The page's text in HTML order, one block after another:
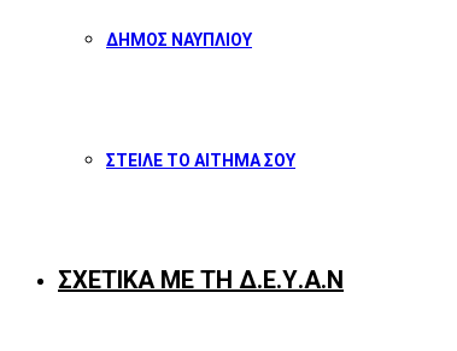
ΔΗΜΟΣ ΝΑΥΠΛΙΟΥ
ΣΤΕΙΛΕ ΤΟ ΑΙΤΗΜΑ ΣΟΥ
ΣΧΕΤΙΚΑ ΜΕ ΤΗ Δ.Ε.Υ.Α.Ν